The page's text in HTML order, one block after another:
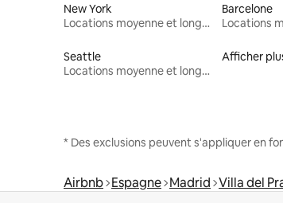
New York
Locations moyenne et longue durée
Barcelone
Seattle
Locations moyenne et longue durée
Afficher
* Des exclusions peuvent s'appliquer en
Airbnb Espagne Madrid Villa del